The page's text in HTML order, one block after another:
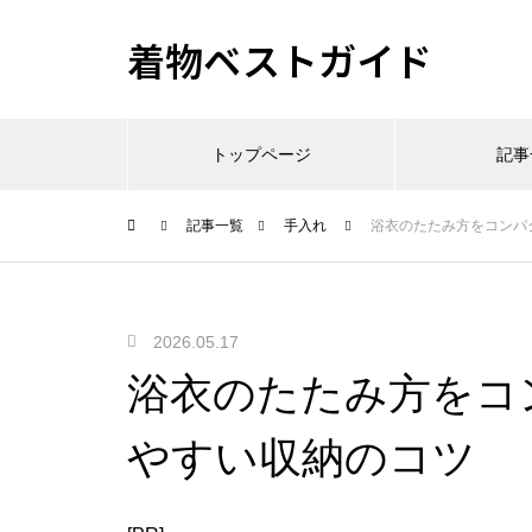
着物ベストガイド
トップページ 記
記事一覧 手入れ 浴衣のたたみ方をコン
2026.05.17
浴衣のたたみ方を
やすい収納のコツ